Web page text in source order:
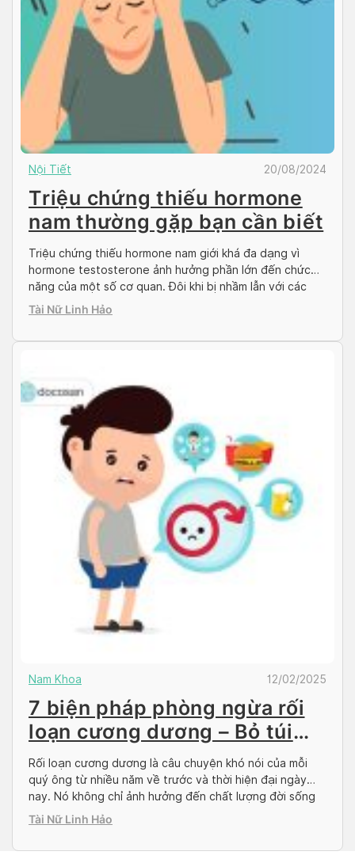
Nội Tiết 20/08/2024
Triệu chứng thiếu hormone
nam thường gặp bạn cần biết
Triệu chứng thiếu hormone nam giới khá đa dạng vì
hormone testosterone ảnh hưởng phần lớn đến chức
năng của một số cơ quan. Đôi khi bị nhầm lẫn với các
bệnh lý khác nên thường bị nhiều người bỏ qua và
Tài Nữ Linh Hảo
Nam Khoa 12/02/2025
7 biện pháp phòng ngừa rối
loạn cương dương – Bỏ túi
ngay
Rối loạn cương dương là câu chuyện khó nói của mỗi
quý ông từ nhiều năm về trước và thời hiện đại ngày
nay. Nó không chỉ ảnh hưởng đến chất lượng đời sống
thường ngày mà còn tác động vào tâm sinh lý của nam
Tài Nữ Linh Hảo